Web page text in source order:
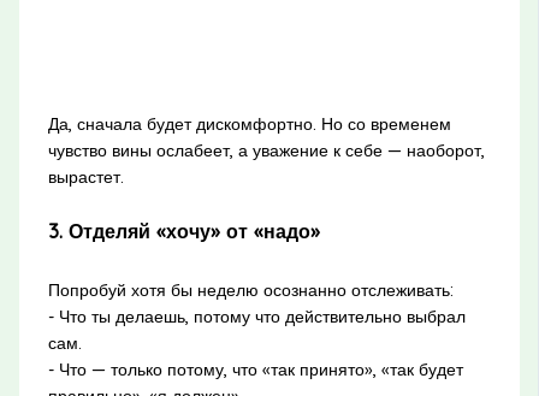
Да, сначала будет дискомфортно. Но со временем
чувство вины ослабеет, а уважение к себе — наоборот,
вырастет.
3. Отделяй «хочу» от «надо»
Попробуй хотя бы неделю осознанно отслеживать:
- Что ты делаешь, потому что действительно выбрал
сам.
- Что — только потому, что «так принято», «так будет